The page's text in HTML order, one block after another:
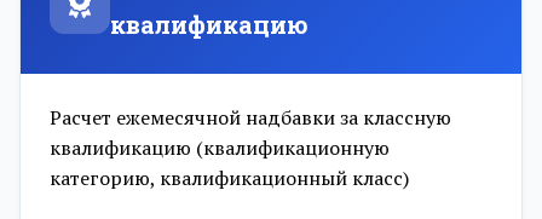
квалификацию
Расчет ежемесячной надбавки за классную
квалификацию (квалификационную
категорию, квалификационный класс)